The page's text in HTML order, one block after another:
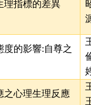
理指標的差異
度的影響:自尊之
之心理生理反應